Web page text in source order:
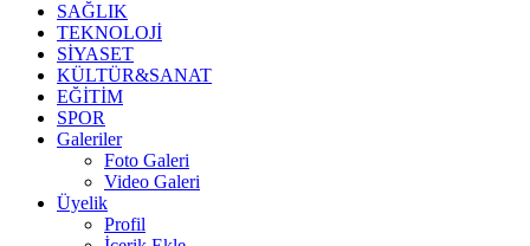
SAĞLIK
TEKNOLOJİ
SİYASET
KÜLTÜR&SANAT
EĞİTİM
SPOR
Galeriler
Foto Galeri
Video Galeri
Üyelik
Profil